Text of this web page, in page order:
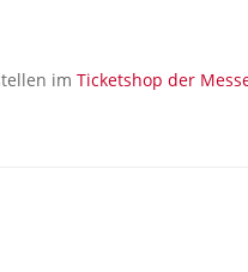
im Ticketshop der